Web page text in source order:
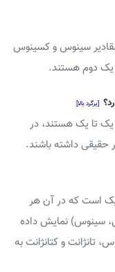
سینوس و کسینوس
[برگرد بالا]
یک هستند، در
داشته باشند.
یک است که در آن هر
سینوس) نمایش داده
و کتانژانت به